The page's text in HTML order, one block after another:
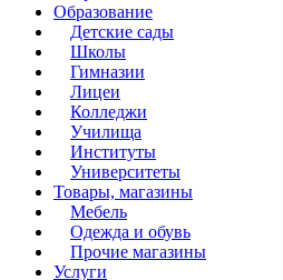
Образование
Детские сады
Школы
Гимназии
Лицеи
Колледжи
Училища
Институты
Университеты
Товары, магазины
Мебель
Одежда и обувь
Прочие магазины
Услуги